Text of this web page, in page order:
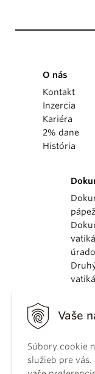
Vaše
Súbory cookie
služieb pre
O nás
Kontakt
Inzercia
Kariéra
2% dane
História
KBS
práva